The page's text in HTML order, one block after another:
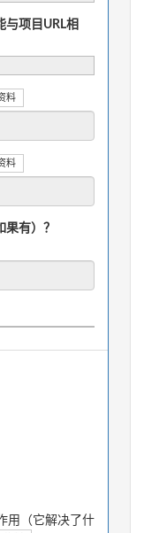
与项目URL相
料
料
果有）？
用（它解决了什